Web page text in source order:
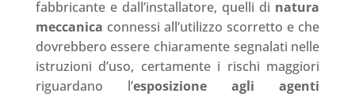
fabbricante e dall’installatore, quelli di natura
meccanica connessi all’utilizzo scorretto e che
dovrebbero essere chiaramente segnalati nelle
istruzioni d’uso, certamente i rischi maggiori
riguardano l’esposizione agli agenti